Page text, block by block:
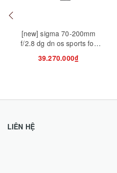
[new] sigma 70-200mm
f/2.8 dg dn os sports for
sony e (chính hãng)
39.270.000₫
LIÊN HỆ